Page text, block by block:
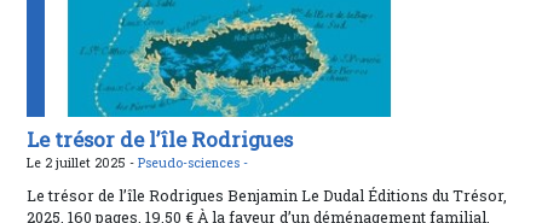
Le trésor de l’île Rodrigues
Le 2 juillet 2025 -Pseudo-sciences -
Le trésor de l’île Rodrigues Benjamin Le Dudal Éditions du Trésor,
2025, 160 pages, 19,50 € À la faveur d’un déménagement familial,